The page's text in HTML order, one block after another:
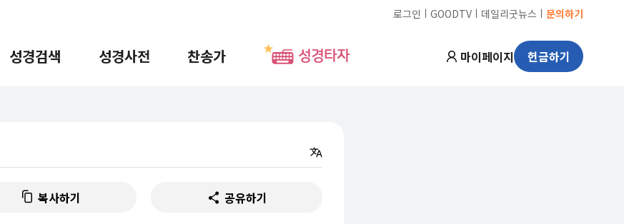
로그인 ㅣ GOODTV ㅣ 데일리굿뉴스 ㅣ 문의하기
성경검색 성경사전 찬송가 성경타자 마이페이지 헌금하기
복사하기 공유하기